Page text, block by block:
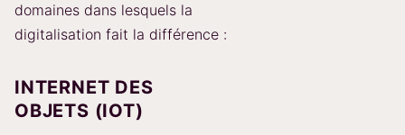
domaines dans lesquels la
digitalisation fait la différence :
INTERNET DES
OBJETS (IOT)